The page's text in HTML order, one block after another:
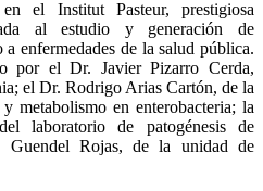
el Institut Pasteur, prestigiosa
al estudio y generación de
enfermedades de la salud pública.
por el Dr. Javier Pizarro Cerda,
el Dr. Rodrigo Arias Cartón, de la
metabolismo en enterobacteria; la
laboratorio de patogénesis de
Guendel Rojas, de la unidad de